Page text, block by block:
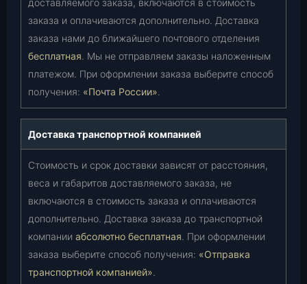
доставляемого заказа, включаются в стоимость
заказа и оплачиваются дополнительно. Доставка
заказа нами до ближайшего почтового отделения
бесплатная. Мы не отправляем заказы наложенным
платежом. При оформлении заказа выберите способ
получения: «Почта России».
Доставка транспортной компанией
Стоимость и срок доставки зависят от расстояния,
веса и габаритов доставляемого заказа, не
включаются в стоимость заказа и оплачиваются
дополнительно. Доставка заказа до транспортной
компании абсолютно бесплатная. При оформлении
заказа выберите способ получения: «Отправка
транспортной компанией».